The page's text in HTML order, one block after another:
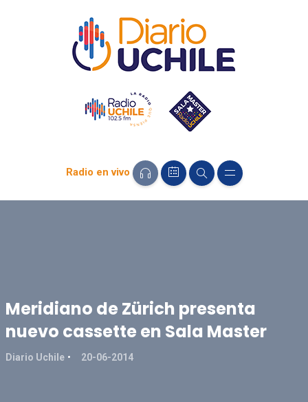
Radio en vivo
Meridiano de Zürich presenta
nuevo cassette en Sala Master
Diario Uchile 20-06-2014